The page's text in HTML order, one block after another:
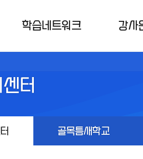
학습네트워크 강사
터
골목틈새학교